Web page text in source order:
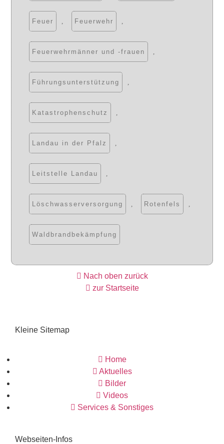
Feuer , Feuerwehr ,
Feuerwehrmänner und -frauen ,
Führungsunterstützung ,
Katastrophenschutz ,
Landau in der Pfalz ,
Leitstelle Landau ,
Löschwasserversorgung , Rotenfels ,
Waldbrandbekämpfung
Nach oben zurück
zur Startseite
Kleine Sitemap
Home
Aktuelles
Bilder
Videos
Services & Sonstiges
Webseiten-Infos